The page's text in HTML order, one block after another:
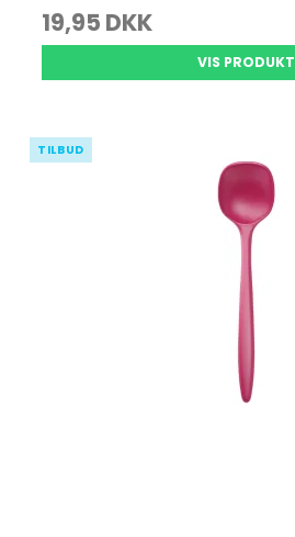
19,95 DKK
VIS PRODUKT
TILBUD